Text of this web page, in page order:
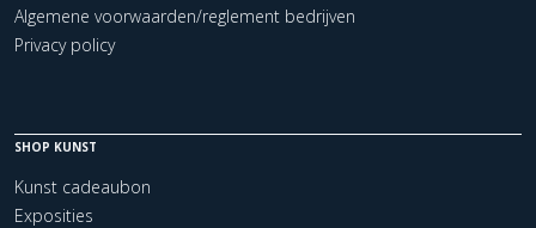
Algemene voorwaarden/reglement bedrijven
Privacy policy
SHOP KUNST
Kunst cadeaubon
Exposities